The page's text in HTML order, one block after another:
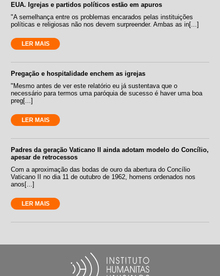
EUA. Igrejas e partidos políticos estão em apuros
"A semelhança entre os problemas encarados pelas instituições
políticas e religiosas não nos devem surpreender. Ambas as in[...]
LER MAIS
Pregação e hospitalidade enchem as igrejas
"Mesmo antes de ver este relatório eu já sustentava que o
necessário para termos uma paróquia de sucesso é haver uma boa
preg[...]
LER MAIS
Padres da geração Vaticano II ainda adotam modelo do Concílio,
apesar de retrocessos
Com a aproximação das bodas de ouro da abertura do Concílio
Vaticano II no dia 11 de outubro de 1962, homens ordenados nos
anos[...]
LER MAIS